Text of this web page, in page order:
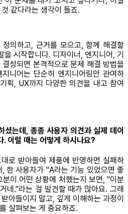
같다라는 생각이 들죠.
의하고, 근거를 모으고, 함께 해결할
을 시작합니다. 디자이너, 엔지니어, 기
성되면 본격적으로 문제 해결 방법을
니어는 단순히 엔지니어링만 관여하
획, UX까지 다양한 의견을 내고 참여
셨는데, 종종 사용자 의견과 실제 데이
. 이럴 때는 어떻게 하시나요?
로 받아들여 제품에 반영하면 실패하
한 사용자가 "A라는 기능 있었으면 좋
이 어떤 상황에 처했는지 보면, "이분
네."라는 걸 발견할 때가 많아요. 그래
아들이지 말고, 깊게 이해하는 과정이
살펴보는 게 중요하죠.